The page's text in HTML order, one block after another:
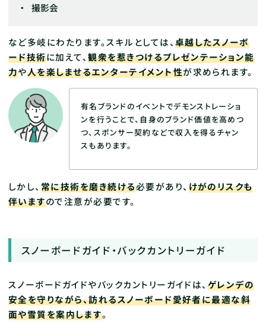
撮影会
など多岐にわたります。スキルとしては、卓越したスノーボ
ード技術に加えて、観衆を惹きつけるプレゼンテーション能
力や人を楽しませるエンターテイメント性が求められます。
有名ブランドのイベントでデモンストレーショ
ンを行うことで、自身のブランド価値を高めつ
つ、スポンサー契約などで収入を得るチャン
スもあります。
しかし、 常に技術を磨き続ける必要があり、 けがのリスクも
伴いますので注意が必要です。
スノーボードガイド・バックカントリーガイド
スノーボードガイドやバックカントリーガイドは、 ゲレンデの
安全を守りながら、訪れるスノーボード愛好者に最適な斜
面や雪質を案内します。